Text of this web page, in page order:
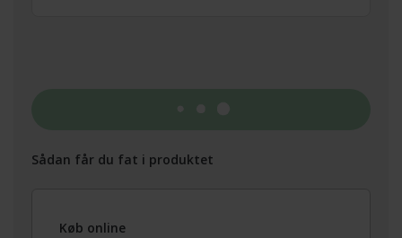
Sådan får du fat i produktet
Køb online